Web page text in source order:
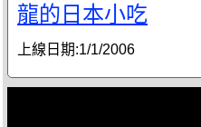
龍的日本小吃
上線日期:1/1/2006